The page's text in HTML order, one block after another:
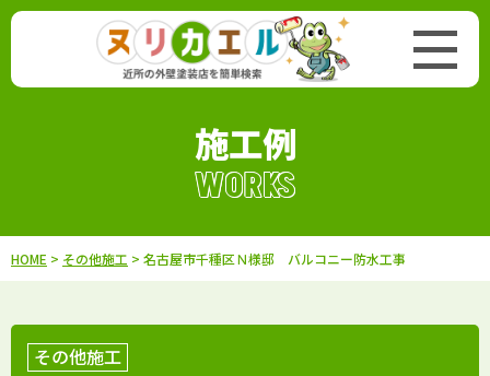
施工例
WORKS
HOME > その他施工 > 名古屋市千種区Ｎ様邸 バルコニー防水工事
その他施工